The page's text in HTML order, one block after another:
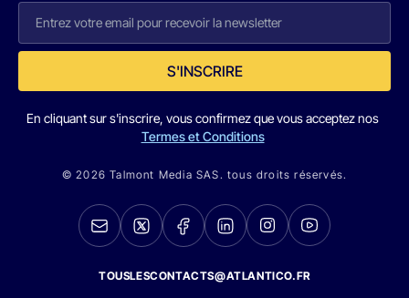
S'INSCRIRE
En cliquant sur s'inscrire, vous confirmez que vous acceptez nos
Termes et Conditions
© 2026 Talmont Media SAS. tous droits réservés.
TOUSLESCONTACTS@ATLANTICO.FR